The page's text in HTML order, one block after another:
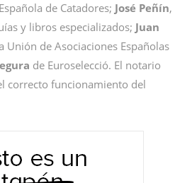
de Catadores; José Peñín,
y libros especializados; Juan
Unión de Asociaciones Españolas
de Euroselecció. El notario
correcto funcionamiento del